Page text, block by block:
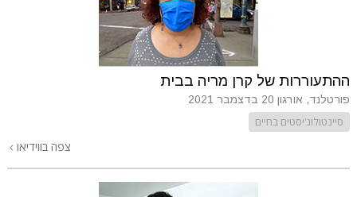
ההתעוררות של קרן מריה בבית
פורטלנד, אורגון 20 בדצמבר 2021
סיינטולוג'יסטים בחיים
צפה בווידיאו